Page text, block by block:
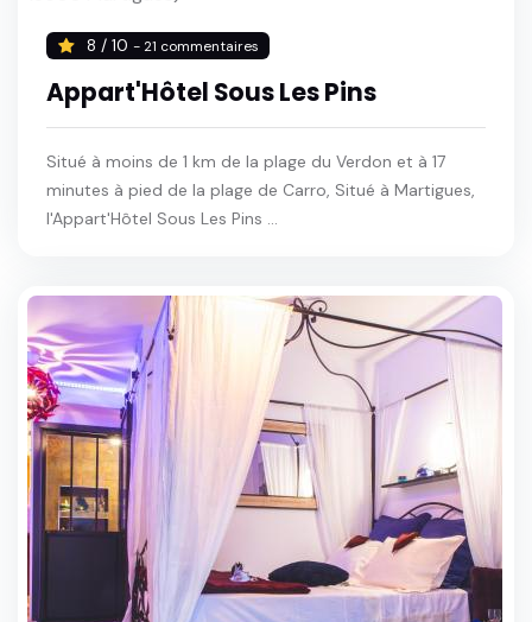
8 / 10 - 21 commentaires
Appart'Hôtel Sous Les Pins
Situé à moins de 1 km de la plage du Verdon et à 17
minutes à pied de la plage de Carro, Situé à Martigues,
l'Appart'Hôtel Sous Les Pins ...